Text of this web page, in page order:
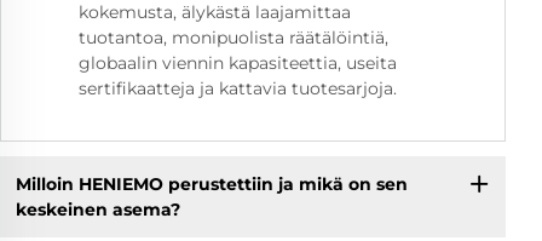
kokemusta, älykästä laajamittaa
tuotantoa, monipuolista räätälöintiä,
globaalin viennin kapasiteettia, useita
sertifikaatteja ja kattavia tuotesarjoja.
Milloin HENIEMO perustettiin ja mikä on sen
keskeinen asema?